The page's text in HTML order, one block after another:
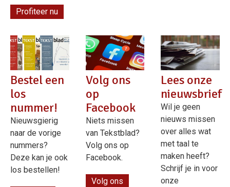
Profiteer nu
Bestel een
los
nummer!
Nieuwsgierig
naar de vorige
nummers?
Deze kan je ook
los bestellen!
Volg ons
op
Facebook
Niets missen
van Tekstblad?
Volg ons op
Facebook.
Volg ons
Lees onze
nieuwsbrief
Wil je geen
nieuws missen
over alles wat
met taal te
maken heeft?
Schrijf je in voor
onze